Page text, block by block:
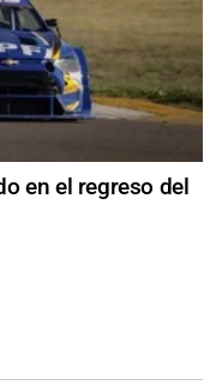
en el regreso del